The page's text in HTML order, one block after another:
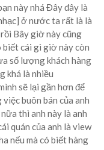
này nhá Đây đây là
ở nước ta rất là là
Bây giờ này cũng
biết cái gì giờ này còn
số lượng khách hàng
khá là nhiều
sẽ lại gần hơn để
buôn bán của anh
thì anh này là anh
quán của anh là view
nếu mà có biết hàng